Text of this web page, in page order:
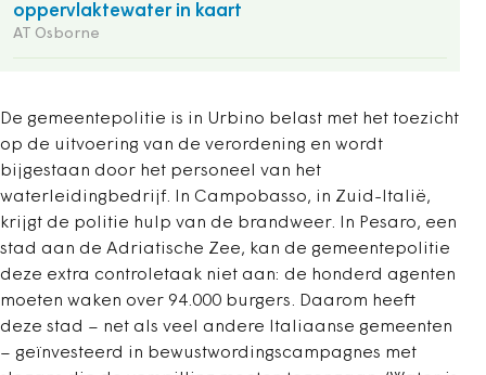
oppervlaktewater in kaart
AT Osborne
De gemeentepolitie is in Urbino belast met het toezicht
op de uitvoering van de verordening en wordt
bijgestaan door het personeel van het
waterleidingbedrijf. In Campobasso, in Zuid-Italië,
krijgt de politie hulp van de brandweer. In Pesaro, een
stad aan de Adriatische Zee, kan de gemeentepolitie
deze extra controletaak niet aan: de honderd agenten
moeten waken over 94.000 burgers. Daarom heeft
deze stad – net als veel andere Italiaanse gemeenten
– geïnvesteerd in bewustwordingscampagnes met